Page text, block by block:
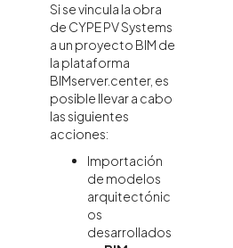
Si se vincula la obra
de CYPE PV Systems
a un proyecto BIM de
la plataforma
BIMserver.center, es
posible llevar a cabo
las siguientes
acciones:
Importación
de modelos
arquitectónic
os
desarrollados